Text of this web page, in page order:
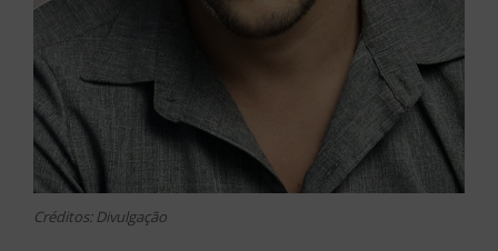
Créditos: Divulgação